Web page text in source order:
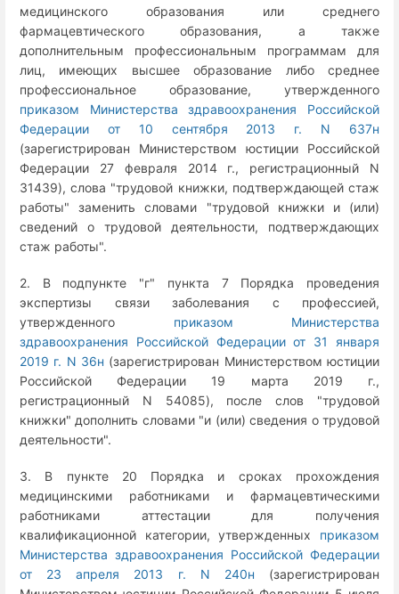
медицинского образования или среднего
фармацевтического образования, а также
дополнительным профессиональным программам для
лиц, имеющих высшее образование либо среднее
профессиональное образование, утвержденного
приказом Министерства здравоохранения Российской
Федерации от 10 сентября 2013 г. N 637н
(зарегистрирован Министерством юстиции Российской
Федерации 27 февраля 2014 г., регистрационный N
31439), слова "трудовой книжки, подтверждающей стаж
работы" заменить словами "трудовой книжки и (или)
сведений о трудовой деятельности, подтверждающих
стаж работы".
2. В подпункте "г" пункта 7 Порядка проведения
экспертизы связи заболевания с профессией,
утвержденного приказом Министерства
здравоохранения Российской Федерации от 31 января
2019 г. N 36н (зарегистрирован Министерством юстиции
Российской Федерации 19 марта 2019 г.,
регистрационный N 54085), после слов "трудовой
книжки" дополнить словами "и (или) сведения о трудовой
деятельности".
3. В пункте 20 Порядка и сроках прохождения
медицинскими работниками и фармацевтическими
работниками аттестации для получения
квалификационной категории, утвержденных приказом
Министерства здравоохранения Российской Федерации
от 23 апреля 2013 г. N 240н (зарегистрирован